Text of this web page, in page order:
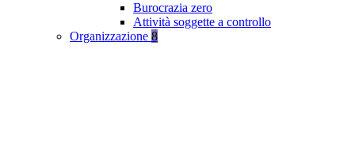
Burocrazia zero
Attività soggette a controllo
Organizzazione 8